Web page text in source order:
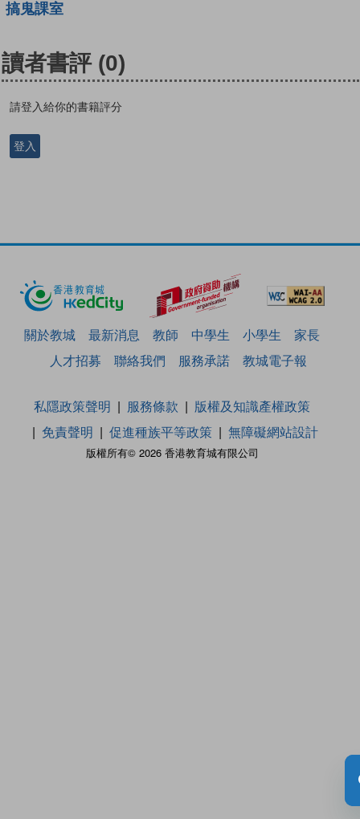
搞鬼課室
讀者書評 (0)
請登入給你的書籍評分
登入
關於教城 最新消息 教師 中學生 小學生
家長
人才招募
聯絡我們 服務承諾 教城電子報
版權所有© 2026 香港教育城有限公司
私隱政策聲明 服務條款
版權及知識產權政策
免責聲明
促進種族平等政策 無障礙網站設計